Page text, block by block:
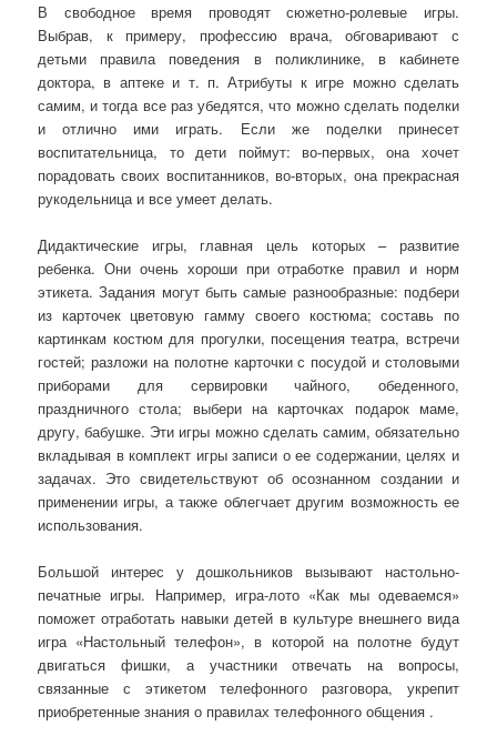
В свободное время проводят сюжетно-ролевые игры.
Выбрав, к примеру, профессию врача, обговаривают с
детьми правила поведения в поликлинике, в кабинете
доктора, в аптеке и т. п. Атрибуты к игре можно сделать
самим, и тогда все раз убедятся, что можно сделать поделки
и отлично ими играть. Если же поделки принесет
воспитательница, то дети поймут: во-первых, она хочет
порадовать своих воспитанников, во-вторых, она прекрасная
рукодельница и все умеет делать.
Дидактические игры, главная цель которых – развитие
ребенка. Они очень хороши при отработке правил и норм
этикета. Задания могут быть самые разнообразные: подбери
из карточек цветовую гамму своего костюма; составь по
картинкам костюм для прогулки, посещения театра, встречи
гостей; разложи на полотне карточки с посудой и столовыми
приборами для сервировки чайного, обеденного,
праздничного стола; выбери на карточках подарок маме,
другу, бабушке. Эти игры можно сделать самим, обязательно
вкладывая в комплект игры записи о ее содержании, целях и
задачах. Это свидетельствуют об осознанном создании и
применении игры, а также облегчает другим возможность ее
использования.
Большой интерес у дошкольников вызывают настольно-
печатные игры. Например, игра-лото «Как мы одеваемся»
поможет отработать навыки детей в культуре внешнего вида
игра «Настольный телефон», в которой на полотне будут
двигаться фишки, а участники отвечать на вопросы,
связанные с этикетом телефонного разговора, укрепит
приобретенные знания о правилах телефонного общения .